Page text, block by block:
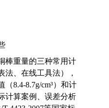
棒重量的三种常用计
法、在线工具法），
8.4-8.7g/cm³）和计
计算案例、误差分析